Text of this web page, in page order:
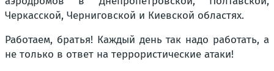
Черкасской, Черниговской и Киевской областях.
Работаем, братья! Каждый день так надо работать, а
не только в ответ на террористические атаки!